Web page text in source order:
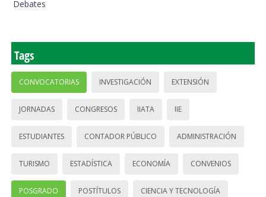
Debates
Tags
CONVOCATORIAS INVESTIGACIÓN EXTENSIÓN
JORNADAS CONGRESOS IIATA IIE
ESTUDIANTES CONTADOR PÚBLICO ADMINISTRACIÓN
TURISMO ESTADÍSTICA ECONOMÍA CONVENIOS
POSGRADO POSTÍTULOS CIENCIA Y TECNOLOGÍA